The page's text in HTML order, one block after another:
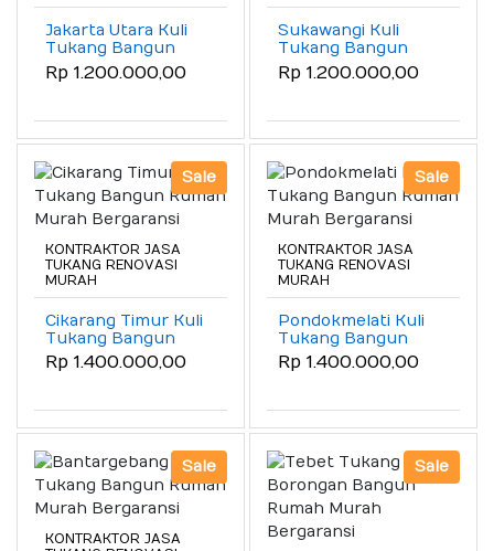
Jakarta Utara Kuli
Tukang Bangun
Rumah Murah
Bergaransi
Rp 1.200.000,00
Sukawangi Kuli
Tukang Bangun
Rumah Murah
Bergaransi
Rp 1.200.000,00
Sale
KONTRAKTOR JASA
TUKANG RENOVASI
MURAH
Cikarang Timur Kuli
Tukang Bangun
Rumah Murah
Bergaransi
Rp 1.400.000,00
Sale
KONTRAKTOR JASA
TUKANG RENOVASI
MURAH
Pondokmelati Kuli
Tukang Bangun
Rumah Murah
Bergaransi
Rp 1.400.000,00
Sale
KONTRAKTOR JASA
Sale